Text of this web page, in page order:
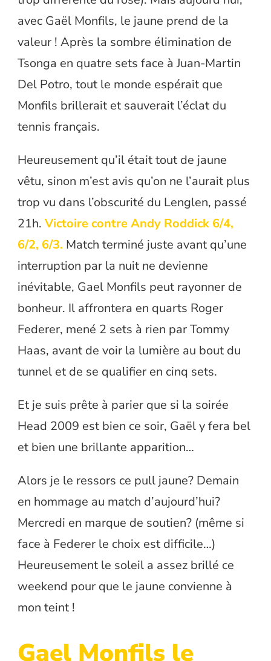
avec Gaël Monfils, le jaune prend de la
valeur ! Après la sombre élimination de
Tsonga en quatre sets face à Juan-Martin
Del Potro, tout le monde espérait que
Monfils brillerait et sauverait l’éclat du
tennis français.
Heureusement qu’il était tout de jaune
vêtu, sinon m’est avis qu’on ne l’aurait plus
trop vu dans l’obscurité du Lenglen, passé
21h. Victoire contre Andy Roddick 6/4,
6/2, 6/3. Match terminé juste avant qu’une
interruption par la nuit ne devienne
inévitable, Gael Monfils peut rayonner de
bonheur. Il affrontera en quarts Roger
Federer, mené 2 sets à rien par Tommy
Haas, avant de voir la lumière au bout du
tunnel et de se qualifier en cinq sets.
Et je suis prête à parier que si la soirée
Head 2009 est bien ce soir, Gaël y fera bel
et bien une brillante apparition…
Alors je le ressors ce pull jaune? Demain
en hommage au match d’aujourd’hui?
Mercredi en marque de soutien? (même si
face à Federer le choix est difficile…)
Heureusement le soleil a assez brillé ce
weekend pour que le jaune convienne à
mon teint !
Gael Monfils le